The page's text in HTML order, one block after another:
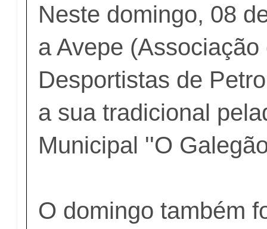
Neste domingo, 08
a Avepe
Desportistas de
a sua tradicional
Municipal ''O
O domingo também